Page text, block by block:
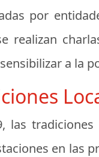
por
realizan
a la
las
en las